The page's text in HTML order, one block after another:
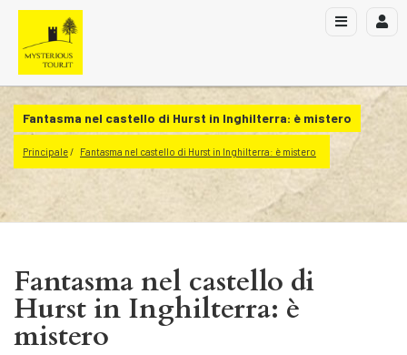
Fantasma nel castello di Hurst in Inghilterra: è mistero
Principale Fantasma nel castello di Hurst in Inghilterra: è mistero
Fantasma nel castello di
Hurst in Inghilterra: è
mistero